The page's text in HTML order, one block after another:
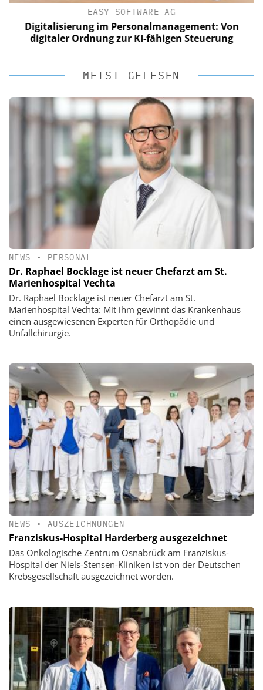
EASY SOFTWARE AG
Digitalisierung im Personalmanagement: Von
digitaler Ordnung zur KI-fähigen Steuerung
MEIST GELESEN
NEWS • PERSONAL
Dr. Raphael Bocklage ist neuer Chefarzt am St.
Marienhospital Vechta
Dr. Raphael Bocklage ist neuer Chefarzt am St.
Marienhospital Vechta: Mit ihm gewinnt das Krankenhaus
einen ausgewiesenen Experten für Orthopädie und
Unfallchirurgie.
NEWS • AUSZEICHNUNGEN
Franziskus-Hospital Harderberg ausgezeichnet
Das Onkologische Zentrum Osnabrück am Franziskus-
Hospital der Niels-Stensen-Kliniken ist von der Deutschen
Krebsgesellschaft ausgezeichnet worden.